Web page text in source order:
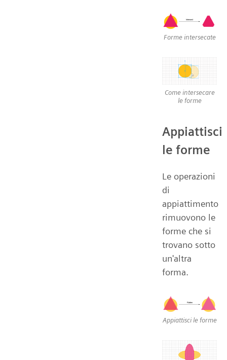
Forme intersecate
Come intersecare
le forme
Appiattisci
le forme
Le operazioni
di
appiattimento
rimuovono le
forme che si
trovano sotto
un'altra
forma.
Appiattisci le forme